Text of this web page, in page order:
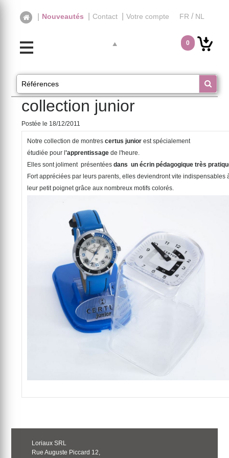
Nouveautés Contact Votre compte FR / NL
0
collection junior
Postée le 18/12/2011
Notre collection de montrescertus junior estspécialement
étudiée pour l'apprentissagede l'heure.
Elles sont joliment présentées dans un écrin pédagogique très
Fort appréciées par leurs parents, elles deviendrontvite indispensables
leur petit poignetgrâce aux nombreux motifs colorés.
Loriaux SRL
Rue Auguste Piccard 12,